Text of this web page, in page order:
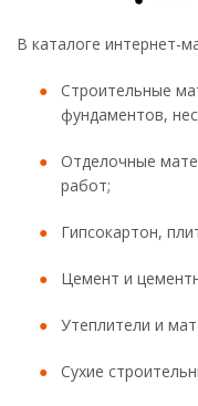
В каталоге интернет-
Строительные
фундаментов,
Отделочные
работ;
Гипсокартон,
Цемент и
Утеплители и
Сухие